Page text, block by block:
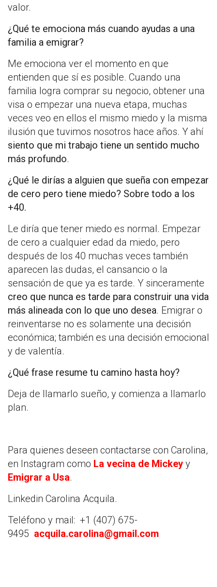
valor.
¿Qué te emociona más cuando ayudas a una
familia a emigrar?
Me emociona ver el momento en que
entienden que sí es posible. Cuando una
familia logra comprar su negocio, obtener una
visa o empezar una nueva etapa, muchas
veces veo en ellos el mismo miedo y la misma
ilusión que tuvimos nosotros hace años. Y ahí
siento que mi trabajo tiene un sentido mucho
más profundo.
¿Qué le dirías a alguien que sueña con empezar
de cero pero tiene miedo? Sobre todo a los
+40.
Le diría que tener miedo es normal. Empezar
de cero a cualquier edad da miedo, pero
después de los 40 muchas veces también
aparecen las dudas, el cansancio o la
sensación de que ya es tarde. Y sinceramente
creo que nunca es tarde para construir una vida
más alineada con lo que uno desea. Emigrar o
reinventarse no es solamente una decisión
económica; también es una decisión emocional
y de valentía.
¿Qué frase resume tu camino hasta hoy?
Deja de llamarlo sueño, y comienza a llamarlo
plan.
Para quienes deseen contactarse con Carolina,
en Instagram como La vecina de Mickey y
Emigrar a Usa.
Linkedin Carolina Acquila.
Teléfono y mail: +1 (407) 675-
9495 acquila.carolina@gmail.com